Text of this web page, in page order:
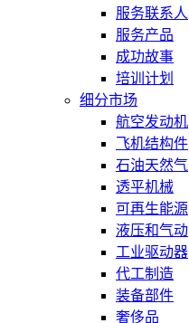
服务联系人
服务产品
成功故事
培训计划
细分市场
航空发动机
飞机结构件
石油天然气
透平机械
可再生能源
液压和气动
工业驱动器
代工制造
装备部件
奢侈品